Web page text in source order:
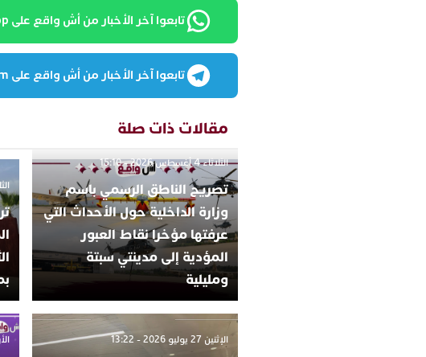
تابعوا آخر الأخبار من أش واقع على WhatsApp
تابعوا آخر الأخبار من أش واقع على Telegram
مقالات ذات صلة
الثلاثاء 4 أغسطس 2026 - 15:10
تصريح الناطق الرسمي باسم
وزارة الداخلية حول الأحداث التي
عرفتها مؤخرا نقاط العبور
المؤدية إلى مدينتي سبتة
ومليلية
الإثنين 27 يوليو 2026 - 13:22